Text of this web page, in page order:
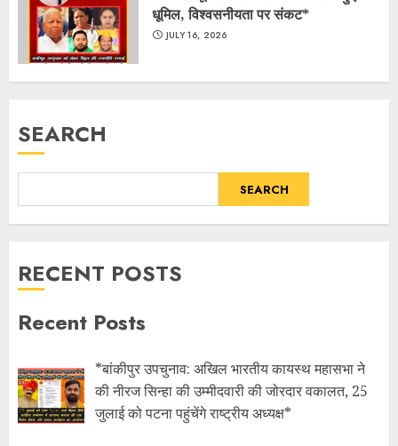
धूमिल, विश्वसनीयता पर संकट*
JULY 16, 2026
SEARCH
SEARCH
RECENT POSTS
Recent Posts
*बांकीपुर उपचुनाव: अखिल भारतीय कायस्थ महासभा ने
की नीरज सिन्हा की उम्मीदवारी की जोरदार वकालत, 25
जुलाई को पटना पहुंचेंगे राष्ट्रीय अध्यक्ष*